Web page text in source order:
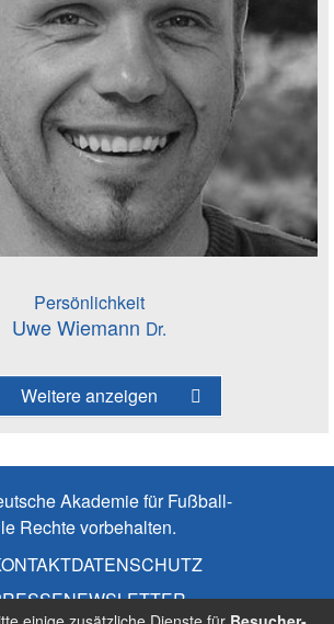
Persönlichkeit
Uwe Wiemann Dr.
Weitere anzeigen
Akademie für Fußball-
Rechte vorbehalten.
DATENSCHUTZ
NEWSLETTER